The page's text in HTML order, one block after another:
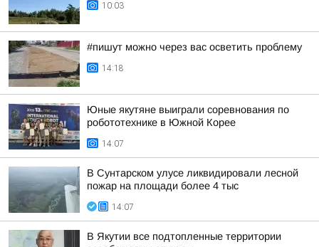
10:03
#пишут можно через вас осветить проблему
14:18
Юные якутяне выиграли соревнования по
робототехнике в Южной Корее
14:07
В Сунтарском улусе ликвидировали лесной
пожар на площади более 4 тыс
14:07
В Якутии все подтопленные территории